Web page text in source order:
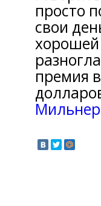
просто
свои
хорошей
премия